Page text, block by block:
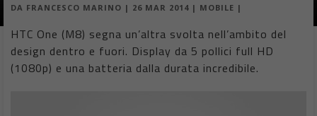
DA FRANCESCO MARINO | 26 MAR 2014 | MOBILE |
HTC One (M8) segna un’altra svolta nell’ambito del
design dentro e fuori. Display da 5 pollici full HD
(1080p) e una batteria dalla durata incredibile.